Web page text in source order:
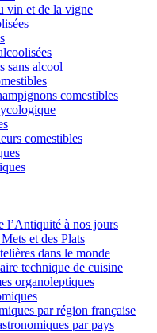
vin et de la vigne
sans alcool
comestibles
comestibles
l’Antiquité à nos jours
et des Plats
dans le monde
technique de cuisine
organoleptiques
par région française
par pays